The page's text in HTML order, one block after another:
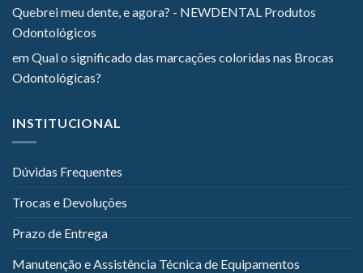
Quebrei meu dente, e agora? - NEWDENTAL Produtos
Odontológicos
emQual o significado das marcações coloridas nas Brocas
Odontológicas?
INSTITUCIONAL
Dúvidas Frequentes
Trocas e Devoluções
Prazo de Entrega
Manutenção e Assistência Técnica de Equipamentos